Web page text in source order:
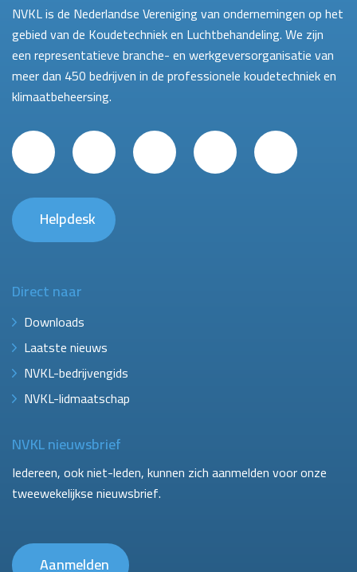
NVKL is de Nederlandse Vereniging van ondernemingen op het
gebied van de Koudetechniek en Luchtbehandeling. We zijn
een representatieve branche- en werkgeversorganisatie van
meer dan 450 bedrijven in de professionele koudetechniek en
klimaatbeheersing.
Helpdesk
Direct naar
Downloads
Laatste nieuws
NVKL-bedrijvengids
NVKL-lidmaatschap
NVKL nieuwsbrief
Iedereen, ook niet-leden, kunnen zich aanmelden voor onze
tweewekelijkse nieuwsbrief.
Aanmelden